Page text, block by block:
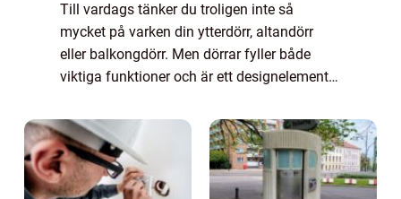
Till vardags tänker du troligen inte så
mycket på varken din ytterdörr, altandörr
eller balkongdörr. Men dörrar fyller både
viktiga funktioner och är ett designelement i